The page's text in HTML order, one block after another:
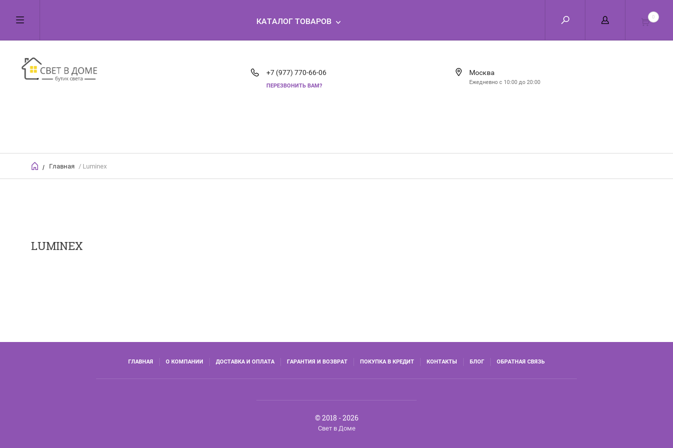
0
КАТАЛОГ ТОВАРОВ
+7 (977) 770-66-06
ПЕРЕЗВОНИТЬ ВАМ?
Москва
Ежедневно с 10:00 до 20:00
/ Главная / Luminex
LUMINEX
ГЛАВНАЯ О КОМПАНИИ ДОСТАВКА И ОПЛАТА ГАРАНТИЯ И ВОЗВРАТ ПОКУПКА В КРЕДИТ КОНТАКТЫ БЛОГ ОБРАТНАЯ СВЯЗЬ
© 2018 - 2026
Свет в Доме